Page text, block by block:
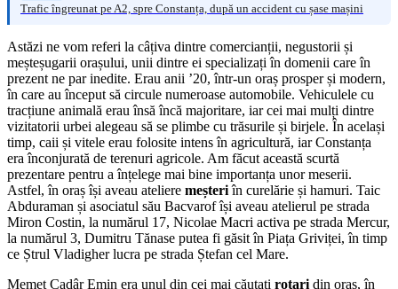
Trafic îngreunat pe A2, spre Constanța, după un accident cu șase mașini
Astăzi ne vom referi la câțiva dintre comercianții, negustorii și
meșteșugarii orașului, unii dintre ei specializați în domenii care în
prezent ne par inedite. Erau anii ’20, într-un oraș prosper și modern,
în care au început să circule numeroase automobile. Vehiculele cu
tracțiune animală erau însă încă majoritare, iar cei mai mulți dintre
vizitatorii urbei alegeau să se plimbe cu trăsurile și birjele. În același
timp, caii și vitele erau folosite intens în agricultură, iar Constanța
era înconjurată de terenuri agricole. Am făcut această scurtă
prezentare pentru a înțelege mai bine importanța unor meserii.
Astfel, în oraș își aveau ateliere meșteriîn curelărie și hamuri. Taic
Abduraman și asociatul său Bacvarof își aveau atelierul pe strada
Miron Costin, la numărul 17, Nicolae Macri activa pe strada Mercur,
la numărul 3, Dumitru Tănase putea fi găsit în Piața Griviței, în timp
ce Ștrul Vladigher lucra pe strada Ștefan cel Mare.
Memet Cadâr Emin era unul din cei mai căutați rotari din oraș, în